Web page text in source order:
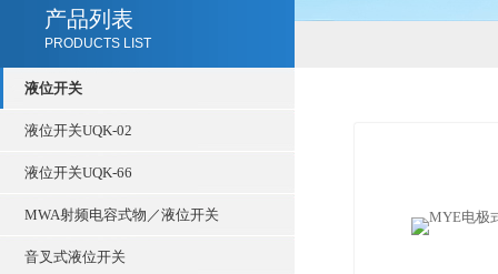
产品列表
PRODUCTS LIST
液位开关
液位开关UQK-02
液位开关UQK-66
MWA射频电容式物／液位开关
音叉式液位开关